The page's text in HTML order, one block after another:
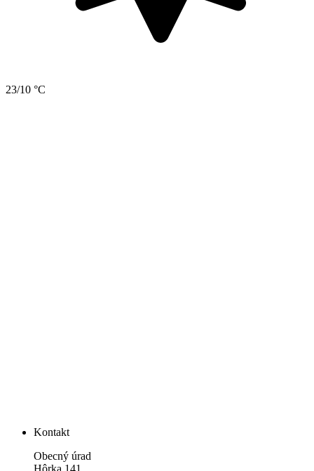
23/10 °C
Kontakt
Obecný úrad